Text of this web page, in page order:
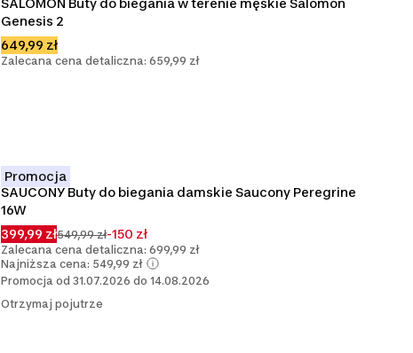
SALOMON Buty do biegania w terenie męskie Salomon
Genesis 2
649,99 zł
Zalecana cena detaliczna: 659,99 zł
Promocja
SAUCONY Buty do biegania damskie Saucony Peregrine
16W
399,99 zł549,99 zł-150 zł
Zalecana cena detaliczna: 699,99 zł
Najniższa cena: 549,99 zł
Promocja od 31.07.2026 do 14.08.2026
Otrzymaj pojutrze